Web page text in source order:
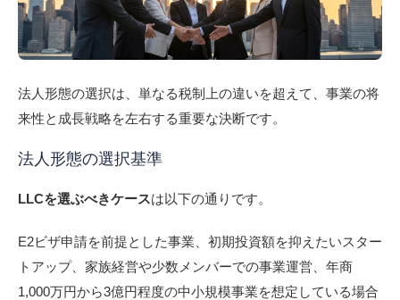
法人形態の選択は、単なる税制上の違いを超えて、事業の将
来性と成長戦略を左右する重要な決断です。
法人形態の選択基準
LLCを選ぶべきケースは以下の通りです。
E2ビザ申請を前提とした事業、初期投資額を抑えたいスター
トアップ、家族経営や少数メンバーでの事業運営、年商
1,000万円から3億円程度の中小規模事業を想定している場合